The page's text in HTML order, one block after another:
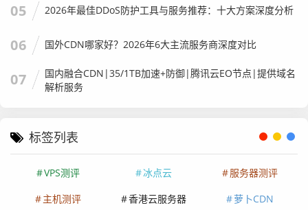
05 2026年最佳DDoS防护工具与服务推荐：十大方案深度分析
06 国外CDN哪家好？2026年6大主流服务商深度对比
07
国内融合CDN|35/1TB加速+防御|腾讯云EO节点|提供域名
解析服务
标签列表
VPS测评 冰点云
服务器测评
主机测评
香港云服务器
萝卜CDN